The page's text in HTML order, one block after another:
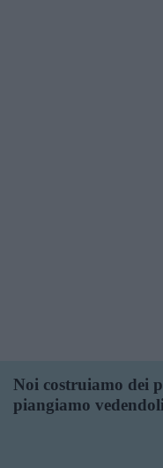
Noi costruiamo dei
piangiamo